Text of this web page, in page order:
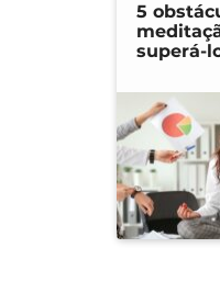
5
superá-